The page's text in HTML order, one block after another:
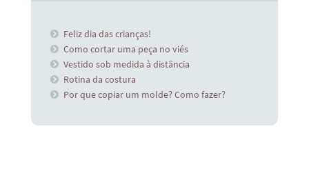
Feliz dia das crianças!
Como cortar uma peça no viés
Vestido sob medida à distância
Rotina da costura
Por que copiar um molde? Como fazer?